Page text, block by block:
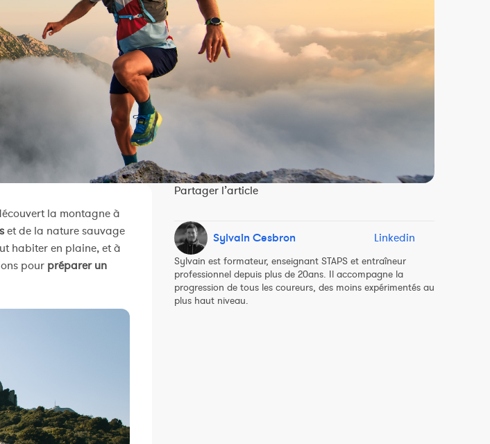
la montagne à
et de la nature sauvage
habiter en plaine, et à
pour préparer un
Partager l’article
Sylvain Cesbron Linkedin
Sylvain est formateur, enseignant STAPS et entraîneur
professionnel depuis plus de 20ans. Il accompagne la
progression de tous les coureurs, des moins expérimentés au
plus haut niveau.